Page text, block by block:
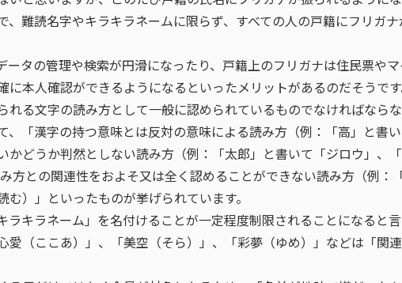
、難読名字やキラキラネームに限らず、すべての人の戸籍にフリガ
タの管理や検索が円滑になったり、戸籍上のフリガナは住民票や
本人確認ができるようになるといったメリットがあるのだそうで
る文字の読み方として一般に認められているものでなければならな
、「漢字の持つ意味とは反対の意味による読み方（例：「高」と書
かどうか判然としない読み方（例：「太郎」と書いて「ジロウ」、
方との関連性をおよそ又は全く認めることができない読み方（例：
）」といったものが挙げられています。
キラネーム」を名付けることが一定程度制限されることになると
愛（ここあ）」、「美空（そら）」、「彩夢（ゆめ）」などは「関